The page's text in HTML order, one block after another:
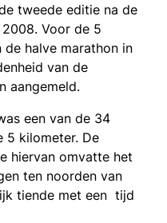
tweede editie na de
Voor de 5
de halve marathon in
van de
aangemeld.
een van de 34
5 kilometer. De
hiervan omvatte het
ten noorden van
tiende met een tijd